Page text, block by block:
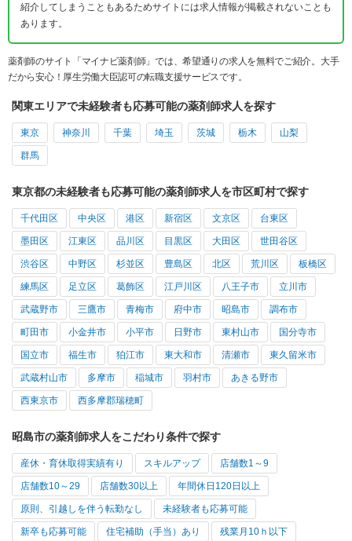
紹介してしまうこともあるためサイトには求人情報が掲載されないことも
あります。
薬剤師のサイト「マイナビ薬剤師」では、希望通りの求人を無料でご紹介。大手
だから安心！厚生労働大臣認可の転職支援サービスです。
関東エリアで未経験者も応募可能の薬剤師求人を探す
東京 神奈川 千葉 埼玉 茨城 栃木 山梨
群馬
東京都の未経験者も応募可能の薬剤師求人を市区町村で探す
千代田区 中央区 港区 新宿区 文京区 台東区
墨田区 江東区 品川区 目黒区 大田区 世田谷区
渋谷区 中野区 杉並区 豊島区 北区 荒川区 板橋区
練馬区 足立区 葛飾区 江戸川区 八王子市 立川市
武蔵野市 三鷹市 青梅市 府中市 昭島市 調布市
町田市 小金井市 小平市 日野市 東村山市 国分寺市
国立市 福生市 狛江市 東大和市 清瀬市 東久留米市
武蔵村山市 多摩市 稲城市 羽村市 あきる野市
西東京市 西多摩郡瑞穂町
昭島市の薬剤師求人をこだわり条件で探す
産休・育休取得実績有り スキルアップ 店舗数1～9
店舗数10～29 店舗数30以上 年間休日120日以上
原則、引越しを伴う転勤なし 未経験者も応募可能
新卒も応募可能 住宅補助（手当）あり 残業月10ｈ以下